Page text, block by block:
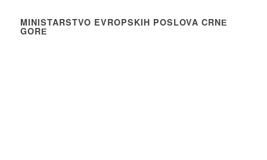
MINISTARSTVO EVROPSKIH POSLOVA CRNЕ
GORЕ